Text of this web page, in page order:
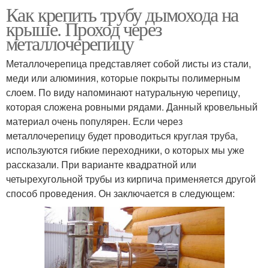
Как крепить трубу дымохода на
крыше. Проход через
металлочерепицу
Металлочерепица представляет собой листы из стали,
меди или алюминия, которые покрыты полимерным
слоем. По виду напоминают натуральную черепицу,
которая сложена ровными рядами. Данный кровельный
материал очень популярен. Если через
металлочерепицу будет проводиться круглая труба,
используются гибкие переходники, о которых мы уже
рассказали. При варианте квадратной или
четырехугольной трубы из кирпича применяется другой
способ проведения. Он заключается в следующем: